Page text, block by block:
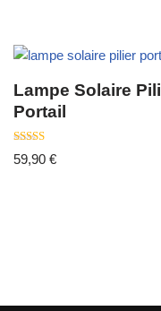
Lampe Solaire
Portail
Note
4.00
59,90 €